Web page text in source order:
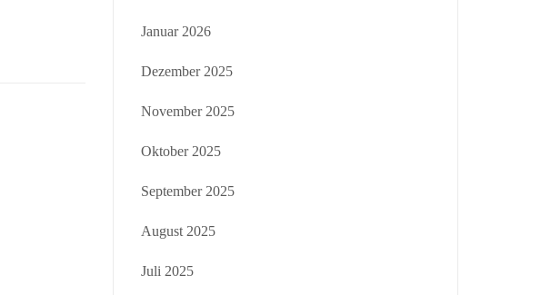
Januar 2026
Dezember 2025
November 2025
Oktober 2025
September 2025
August 2025
Juli 2025